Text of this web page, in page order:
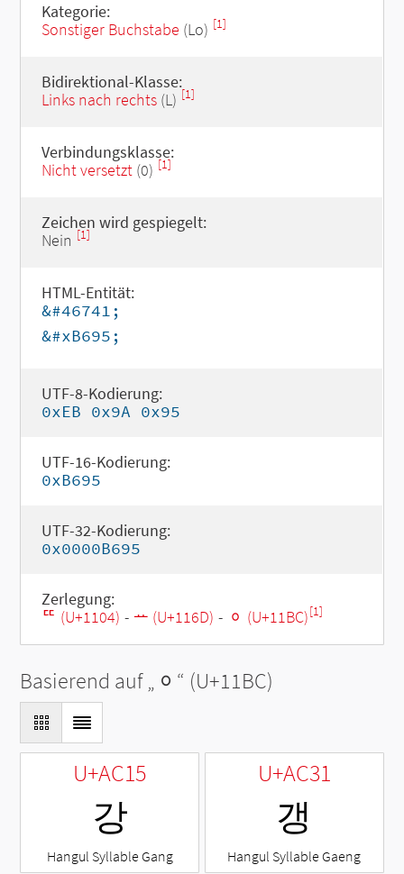
Kategorie:
Sonstiger Buchstabe (Lo) [1]
Bidirektional-Klasse:
Links nach rechts(L) [1]
Verbindungsklasse:
Nicht versetzt(0) [1]
Zeichen wird gespiegelt:
Nein [1]
HTML-Entität:
&#46741;
&#xB695;
UTF-8-Kodierung:
0xEB 0x9A 0x95
UTF-16-Kodierung:
0xB695
UTF-32-Kodierung:
0x0000B695
Zerlegung:
ᄄ (U+1104) - ᅭ (U+116D) - ᆼ (U+11BC)[1]
Basierend auf „ ᆼ “ (U+11BC)
U+AC15
강
Hangul Syllable Gang
U+AC31
갱
Hangul Syllable Gaeng